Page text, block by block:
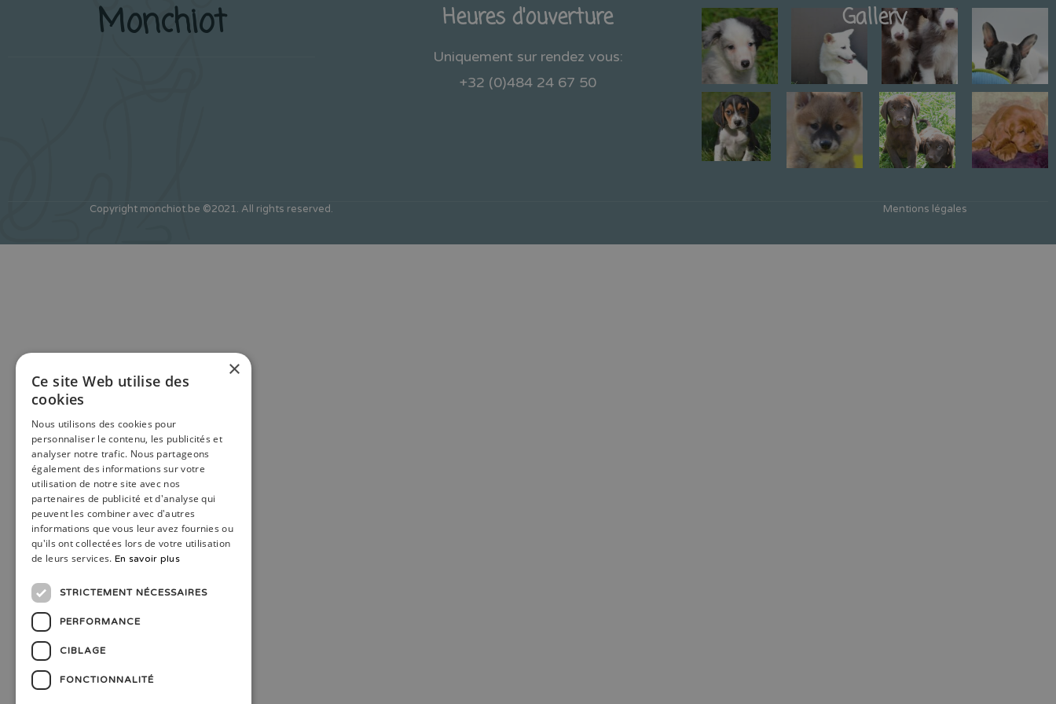
Monchiot Heures d'ouverture
Uniquement sur rendez vous:
+32 (0)484 24 67 50
Gallery
Copyright monchiot.be ©2021. All rights reserved. Mentions légales
×
Ce site Web utilise des
cookies
Nous utilisons des cookies pour
personnaliser le contenu, les publicités et
analyser notre trafic. Nous partageons
également des informations sur votre
utilisation de notre site avec nos
partenaires de publicité et d'analyse qui
peuvent les combiner avec d'autres
informations que vous leur avez fournies ou
qu'ils ont collectées lors de votre utilisation
de leurs services. En savoir plus
STRICTEMENT NÉCESSAIRES
PERFORMANCE
CIBLAGE
FONCTIONNALITÉ